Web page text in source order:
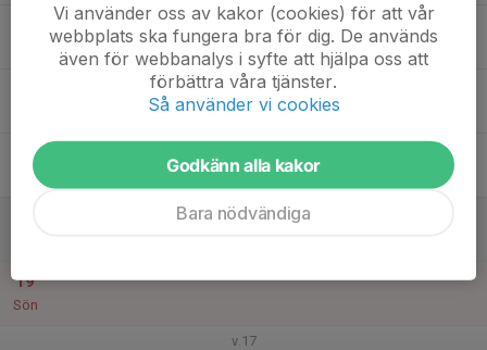
18:00
19:00
Fotbollsträning
Del av konstgräsplan
17
Fre
19
Sön
v.17
Vi använder oss av kakor (cookies) för att vår
webbplats ska fungera bra för dig. De används
även för webbanalys i syfte att hjälpa oss att
förbättra våra tjänster.
Så använder vi cookies
Godkänn alla kakor
Bara nödvändiga